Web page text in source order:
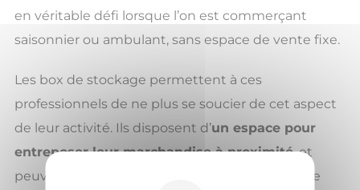
en véritable défi lorsque l’on est commerçant
saisonnier ou ambulant, sans espace de vente fixe.
Les box de stockage permettent à ces
professionnels de ne plus se soucier de cet aspect
de leur activité. Ils disposent d’un espace pour
entreposer leur marchandise à proximité, et
peuvent anticiper des tendances ou profiter de